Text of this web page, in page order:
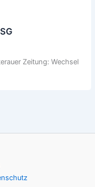
Zeitung: Wechsel